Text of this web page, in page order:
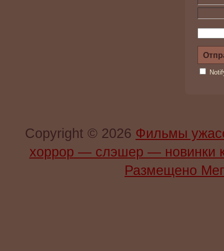
Copyright © 2026 Фильмы
хоррор — слэшер —
Размещено